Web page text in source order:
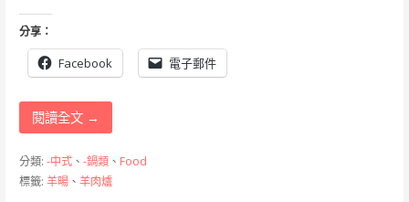
分享：
Facebook 電子郵件
閱讀全文 →
分類: -中式、 -鍋類、 Food
標籤: 羊暘、 羊肉爐